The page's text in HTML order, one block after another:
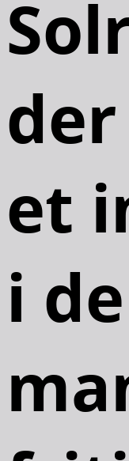
et
i de